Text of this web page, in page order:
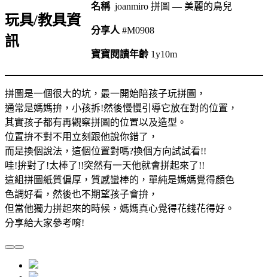
玩具/教具資
訊
名稱 joanmiro 拼圖 — 美麗的鳥兒
分享人 #M0908
寶寶閱讀年齡1y10m
拼圖是一個很大的坑，最一開始陪孩子玩拼圖，
通常是媽媽拚，小孩拆!然後慢慢引導它放在對的位置，
其實孩子都有再觀察拼圖的位置以及造型。
位置拚不對不用立刻跟他說你錯了，
而是換個說法，這個位置對嗎?換個方向試試看!!
哇!拚對了!太棒了!!突然有一天他就會拼起來了!!
這組拼圖紙質偏厚，質感蠻棒的，單純是媽媽覺得顏色
色調好看，然後也不期望孩子會拚，
但當他獨力拼起來的時候，媽媽真心覺得花錢花得好。
分享給大家參考唷!